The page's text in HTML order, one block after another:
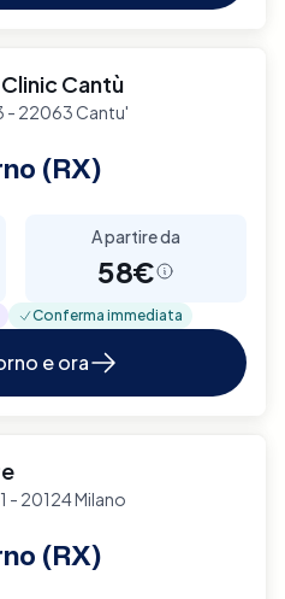
Cantù
- 22063 Cantu'
(RX)
A partire da
58€
Conferma immediata
e ora
- 20124 Milano
(RX)